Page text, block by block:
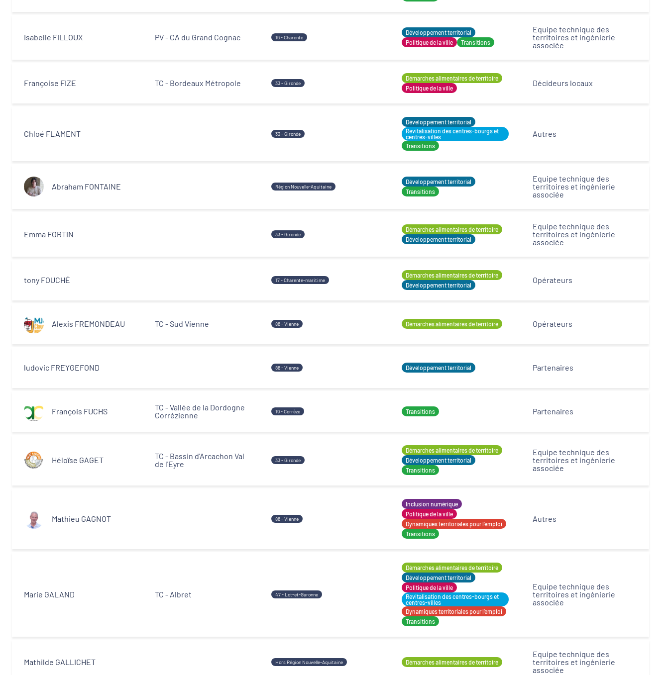
Type d'acteur
Partenaires
Isabelle FILLOUX PV - CA du Grand Cognac 16 - Charente
Développement territorial
Politique de la ville
Transitions
Equipe technique des
territoires et ingénierie
associée
Françoise FIZE TC - Bordeaux Métropole 33 - Gironde
Démarches alimentaires de territoire
Politique de la ville
Décideurs locaux
Chloé FLAMENT 33 - Gironde
Développement territorial
Revitalisation des centres-bourgs et
centres-villes
Transitions
Autres
Abraham FONTAINE Région Nouvelle-Aquitaine
Développement territorial
Transitions
Equipe technique des
territoires et ingénierie
associée
Emma FORTIN 33 - Gironde
Démarches alimentaires de territoire
Développement territorial
Equipe technique des
territoires et ingénierie
associée
tony FOUCHÉ 17 - Charente-maritime
Démarches alimentaires de territoire
Développement territorial
Opérateurs
Alexis FREMONDEAU TC - Sud Vienne 86 - Vienne Démarches alimentaires de territoire Opérateurs
ludovic FREYGEFOND 86 - Vienne Développement territorial Partenaires
François FUCHS
TC - Vallée de la Dordogne
Corrézienne
19 - Corrèze Transitions Partenaires
Héloïse GAGET
TC - Bassin d'Arcachon Val
de l'Eyre
33 - Gironde
Démarches alimentaires de territoire
Développement territorial
Transitions
Equipe technique des
territoires et ingénierie
associée
Mathieu GAGNOT 86 - Vienne
Inclusion numérique
Politique de la ville
Dynamiques territoriales pour l’emploi
Transitions
Autres
Marie GALAND TC - Albret 47 - Lot-et-Garonne
Démarches alimentaires de territoire
Développement territorial
Politique de la ville
Revitalisation des centres-bourgs et
centres-villes
Dynamiques territoriales pour l’emploi
Transitions
Equipe technique des
territoires et ingénierie
associée
Mathilde GALLICHET Hors Région Nouvelle-Aquitaine Démarches alimentaires de territoire
Equipe technique des
territoires et ingénierie
associée